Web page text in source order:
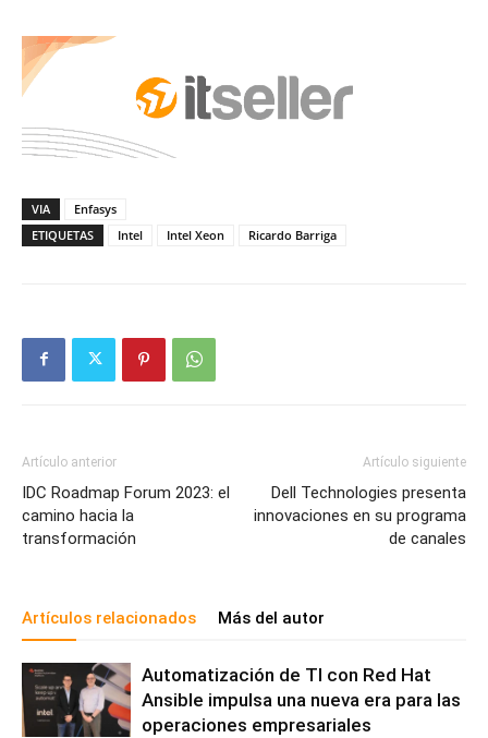
VIA
Enfasys
ETIQUETAS
Intel Intel Xeon Ricardo Barriga
Artículo anterior
IDC Roadmap Forum 2023: el
camino hacia la
transformación
Artículo siguiente
Dell Technologies presenta
innovaciones en su programa
de canales
Artículos relacionados Más del autor
Automatización de TI con Red Hat
Ansible impulsa una nueva era para las
operaciones empresariales